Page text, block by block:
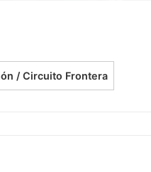
/ Circuito Frontera